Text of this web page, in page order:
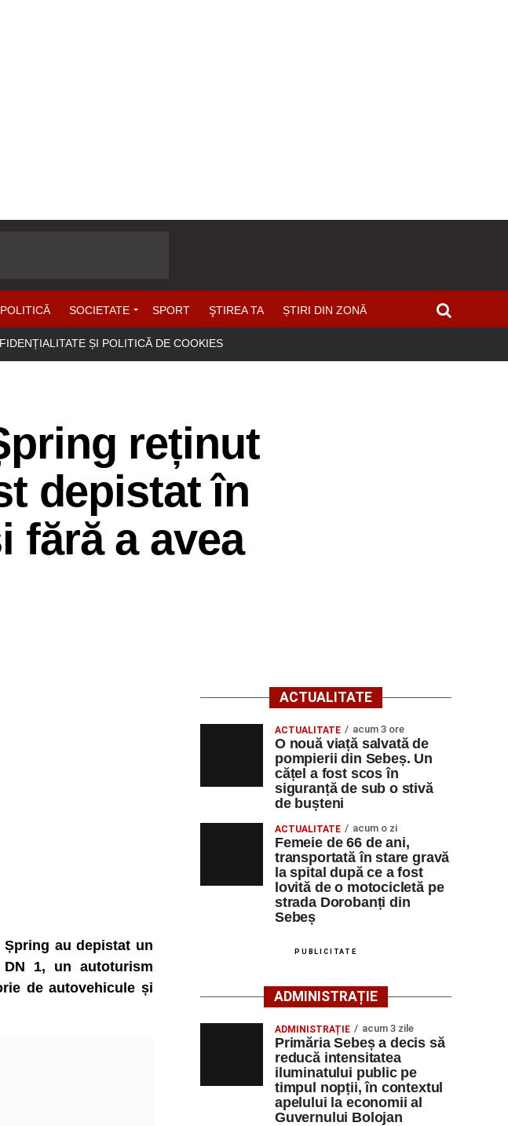
POLITICĂ SOCIETATE SPORT ŞTIREA TA ȘTIRI DIN ZONĂ
ȘI POLITICĂ DE COOKIES
reținut
depistat în
fără a avea
au depistat un
1, un autoturism
de autovehicule și
ACTUALITATE
ACTUALITATE acum 3 ore
O nouă viață salvată de
pompierii din Sebeș. Un
cățel a fost scos în
siguranță de sub o stivă
de bușteni
ACTUALITATE acum o zi
Femeie de 66 de ani,
transportată în stare gravă
la spital după ce a fost
lovită de o motocicletă pe
strada Dorobanți din
Sebeș
PUBLICITATE
ADMINISTRAȚIE
ADMINISTRAȚIE acum 3 zile
Primăria Sebeș a decis să
reducă intensitatea
iluminatului public pe
timpul nopții, în contextul
apelului la economii al
Guvernului Bolojan